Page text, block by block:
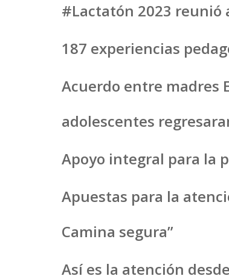
#Lactatón 2023 reunió
187 experiencias
Acuerdo entre madres
adolescentes
Apoyo integral para la
Apuestas para la
Camina segura”
Así es la atención